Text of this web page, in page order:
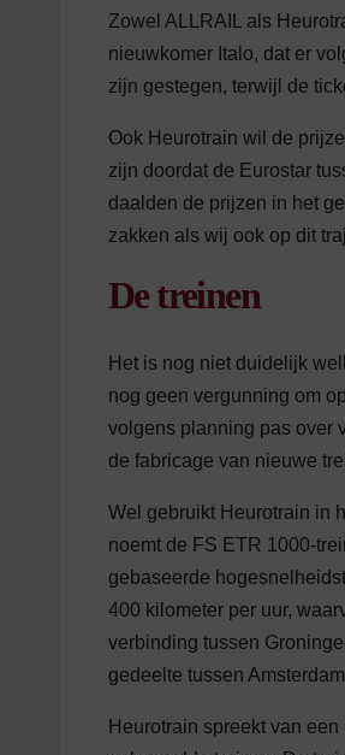
Zowel ALLRAIL als
nieuwkomer Italo, dat er
zijn gestegen, terwijl de
Ook Heurotrain wil de
zijn doordat de Eurostar
daalden de prijzen in het
zakken als wij ook op dit
De treinen
Het is nog niet duidelijk
nog geen vergunning om
volgens planning pas over
de fabricage van nieuwe
Wel gebruikt Heurotrain in
noemt de FS ETR 1000-
gebaseerde
400 kilometer per uur,
verbinding tussen
gedeelte tussen
Heurotrain spreekt van